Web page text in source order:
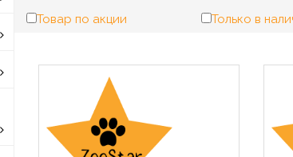
Товар по акции Только в